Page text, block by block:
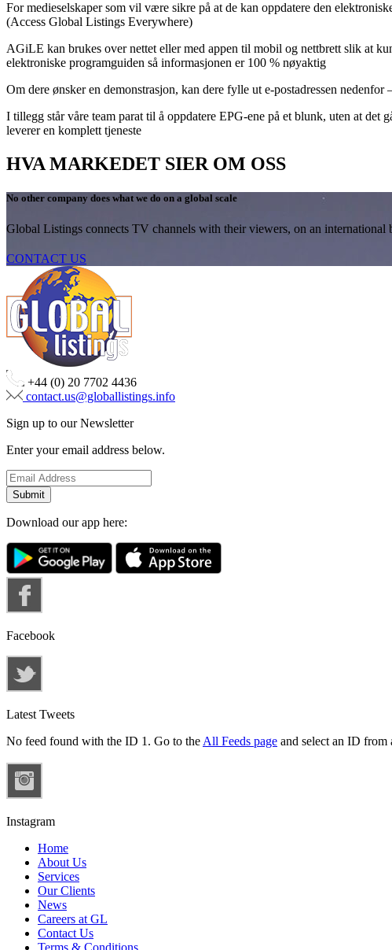
For medieselskaper som vil være sikre på at de kan oppdatere den
(Access Global Listings Everywhere)
AGiLE kan brukes over nettet eller med appen til mobil og nettbrett slik at
elektroniske programguiden så informasjonen er 100 % nøyaktig
Om dere ønsker en demonstrasjon, kan dere fylle ut e-postadressen nedenfor
I tillegg står våre team parat til å oppdatere EPG-ene på et blunk, uten at
leverer en komplett tjeneste
HVA MARKEDET SIER OM OSS
No other company does what we do on a global scale
Global Listings connects TV channels with their viewers, on an
CONTACT US
+44 (0) 20 7702 4436
contact.us@globallistings.info
Sign up to our Newsletter
Enter your email address below.
Download our app here:
Facebook
Latest Tweets
No feed found with the ID 1. Go to the All Feeds page and select an ID from
Instagram
Home
About Us
Services
Our Clients
News
Careers at GL
Contact Us